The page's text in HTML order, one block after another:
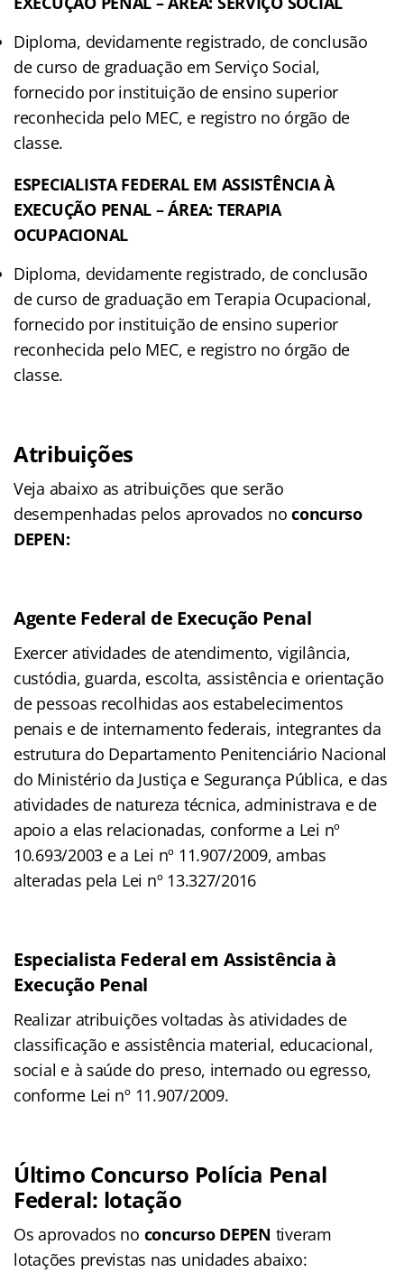
Diploma, devidamente registrado, de conclusão
de curso de graduação em Serviço Social,
fornecido por instituição de ensino superior
reconhecida pelo MEC, e registro no órgão de
classe.
ESPECIALISTA FEDERAL EM ASSISTÊNCIA À
EXECUÇÃO PENAL – ÁREA: TERAPIA
OCUPACIONAL
Diploma, devidamente registrado, de conclusão
de curso de graduação em Terapia Ocupacional,
fornecido por instituição de ensino superior
reconhecida pelo MEC, e registro no órgão de
classe.
Atribuições
Veja abaixo as atribuições que serão
desempenhadas pelos aprovados noconcurso
DEPEN:
Agente Federal de Execução Penal
Exercer atividades de atendimento, vigilância,
custódia, guarda, escolta, assistência e orientação
de pessoas recolhidas aos estabelecimentos
penais e de internamento federais, integrantes da
estrutura do Departamento Penitenciário Nacional
do Ministério da Justiça e Segurança Pública, e das
atividades de natureza técnica, administrava e de
apoio a elas relacionadas, conforme a Lei nº
10.693/2003 e a Lei nº 11.907/2009, ambas
alteradas pela Lei nº 13.327/2016
Especialista Federal em Assistência à
Execução Penal
Realizar atribuições voltadas às atividades de
classificação e assistência material, educacional,
social e à saúde do preso, internado ou egresso,
conforme Lei nº 11.907/2009.
Último Concurso Polícia Penal
Federal: lotação
Os aprovados no concurso DEPEN tiveram
lotações previstas nas unidades abaixo: